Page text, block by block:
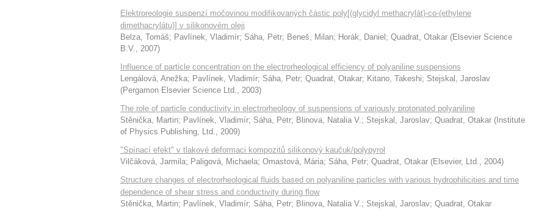
Elektroreologie suspenzí močovinou modifikovaných částic poly[(glycidyl methacrylát)-co-(ethylene
dimethacrylátu)] v silikonovém oleji
Belza, Tomáš; Pavlínek, Vladimír; Sáha, Petr; Beneš, Milan; Horák, Daniel ; Quadrat, Otakar (Elsevier Science
B.V., 2007)
Influence of particle concentration on the electrorheological efficiency of polyaniline suspensions
Lengálová, Anežka; Pavlínek, Vladimír; Sáha, Petr; Quadrat, Otakar; Kitano, Takeshi; Stejskal, Jaroslav
(Pergamon Elsevier Science Ltd., 2003)
The role of particle conductivity in electrorheology of suspensions of variously protonated polyaniline
Stěnička, Martin; Pavlínek, Vladimír; Sáha, Petr; Blinova, Natalia V.; Stejskal, Jaroslav; Quadrat, Otakar ( Institute
of Physics Publishing, Ltd., 2009)
"Spínací efekt" v tlakové deformaci kompozitů silikonový kaučuk/polypyrol
Vilčáková, Jarmila; Paligová, Michaela; Omastová, Mária; Sáha, Petr; Quadrat, Otakar (Elsevier, Ltd., 2004)
Structure changes of electrorheological fluids based on polyaniline particles with various hydrophilicities and time
dependence of shear stress and conductivity during flow
Stěnička, Martin; Pavlínek, Vladimír; Sáha, Petr; Blinova, Natalia V.; Stejskal, Jaroslav; Quadrat, Otakar